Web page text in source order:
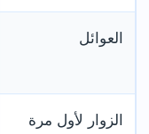
العوائل
الزوار لأول مرة